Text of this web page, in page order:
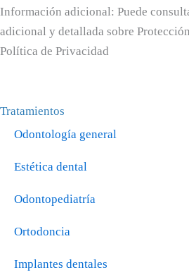
Información adicional: Puede
adicional y detallada sobre
Política de Privacidad
Tratamientos
Odontología general
Estética dental
Odontopediatría
Ortodoncia
Implantes dentales